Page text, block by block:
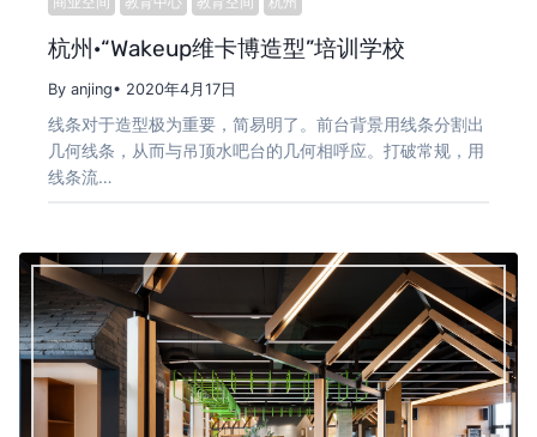
杭州·“Wakeup维卡博造型”培训学校
By anjing• 2020年4月17日
线条对于造型极为重要，简易明了。前台背景用线条分割出
几何线条，从而与吊顶水吧台的几何相呼应。打破常规，用
线条流…